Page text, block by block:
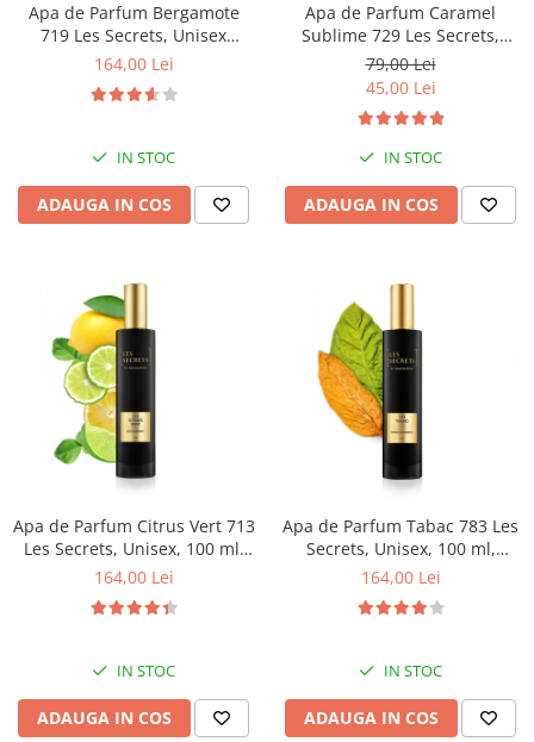
Apa de Parfum Bergamote
719 Les Secrets, Unisex
100ml, Equivalenza
164,00 Lei
IN STOC
ADAUGA IN COS
Apa de Parfum Caramel
Sublime 729 Les Secrets,
Unisex, 30 ml, Equivalenza
79,00 Lei
45,00 Lei
IN STOC
ADAUGA IN COS
Apa de Parfum Citrus Vert 713
Les Secrets, Unisex, 100 ml,
Equivalenza
164,00 Lei
IN STOC
ADAUGA IN COS
Apa de Parfum Tabac 783 Les
Secrets, Unisex, 100 ml,
Equivalenza
164,00 Lei
IN STOC
ADAUGA IN COS